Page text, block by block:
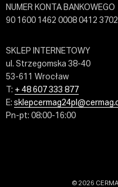
NUMER KONTA BANKOWEGO
90 1600 1462 0008 0412 3702
SKLEP INTERNETOWY
ul. Strzegomska 38-40
53-611 Wrocław
T: + 48 607 333 877
E:
Pn-pt: 08:00-16:00
© 2026